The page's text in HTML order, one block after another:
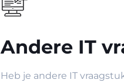
Andere IT
Heb je andere IT